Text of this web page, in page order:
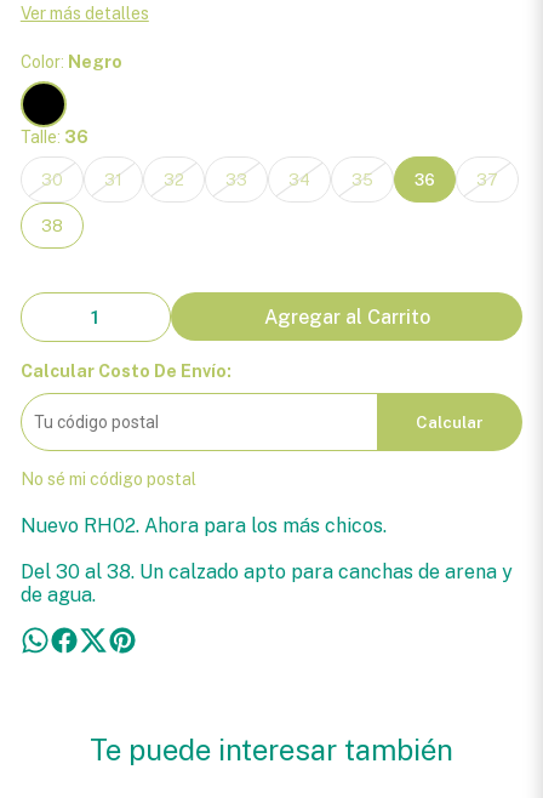
Ver más detalles
Color: Negro
Talle: 36
30 31 32 33 34 35 36 37
38
Agregar al Carrito
Calcular Costo De Envío:
Calcular
No sé mi código postal
Nuevo RH02. Ahora para los más chicos.
Del 30 al 38. Un calzado apto para canchas de arena y
de agua.
Te puede interesar también